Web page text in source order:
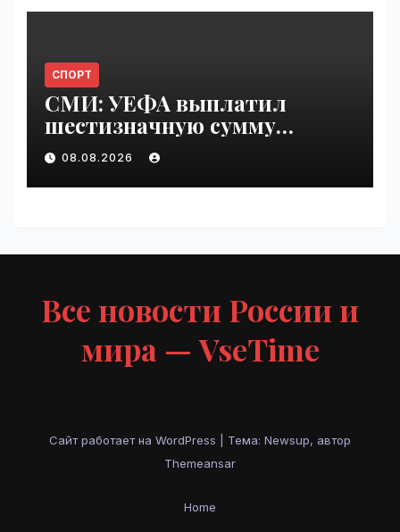
СПОРТ
СМИ: УЕФА выплатил
шестизначную сумму
любовнице Инфантино |
VseTime.ru
08.08.2026
Все новости России и
мира — VseTime
Сайт работает на WordPress
Тема: Newsup, автор
Themeansar
Home